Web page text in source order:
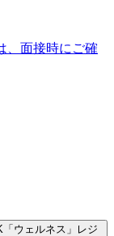
、面接時にご確
ウェルネス」レジ